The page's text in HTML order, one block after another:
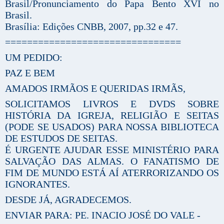
Brasil/Pronunciamento do Papa Bento XVI no
Brasil.
Brasília: Edições CNBB, 2007, pp.32 e 47.
================================
UM PEDIDO:
PAZ E BEM
AMADOS IRMÃOS E QUERIDAS IRMÃS,
SOLICITAMOS LIVROS E DVDS SOBRE
HISTÓRIA DA IGREJA, RELIGIÃO E SEITAS
(PODE SE USADOS) PARA NOSSA BIBLIOTECA
DE ESTUDOS DE SEITAS.
É URGENTE AJUDAR ESSE MINISTÉRIO PARA
SALVAÇÃO DAS ALMAS. O FANATISMO DE
FIM DE MUNDO ESTÁ AÍ ATERRORIZANDO OS
IGNORANTES.
DESDE JÁ, AGRADECEMOS.
ENVIAR PARA: PE. INACIO JOSÉ DO VALE -